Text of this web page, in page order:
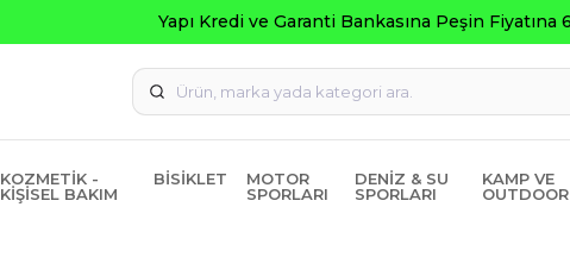
Yapı Kredi ve Garanti Bankasına Peşin Fiyatına 6 Taksit
KOZMETIK -
KIŞISEL BAKIM
BISIKLET
MOTOR
SPORLARI
DENIZ & SU
SPORLARI
KAMP VE
OUTDOOR